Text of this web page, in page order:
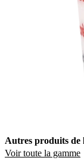
Autres produits de
Voir toute la gamme